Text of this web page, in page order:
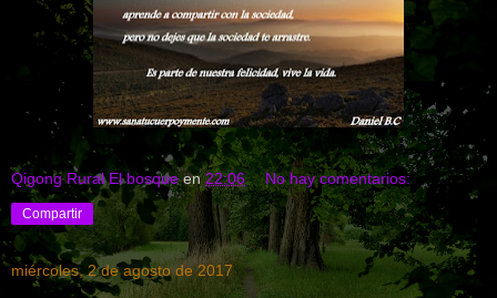
Qigong Rural El bosque en22:06 No hay comentarios:
Compartir
miércoles, 2 de agosto de 2017